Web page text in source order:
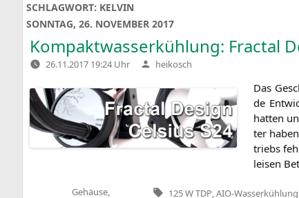
SCHLAGWORT: KELVIN
SONNTAG, 26. NOVEMBER 2017
Kompaktwasserkühlung: Fractal
26.11.2017 19:24 Uhr Verfasst
von
heikosch
Das
de
hat­ten
ter
triebs
lei­sen
Gehäuse, Tags:
125 W TDP AIO-Wasserkühlung